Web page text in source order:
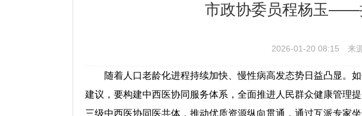
市政协委员程杨玉——
2026-01-20 08:15 来
随着人口老龄化进程持续加快、慢性病高发态势日益凸显。如
建议，要构建中西医协同服务体系，全面推进人民群众健康管理
三级中西医协同医共体，推动优质资源纵向贯通，通过互派专家